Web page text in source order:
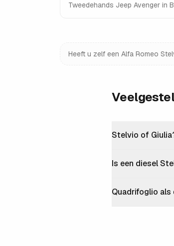
Tweedehands Jeep Avenger in
Heeft u zelf een Alfa Romeo
Stelvio of
Is een diesel
Quadrifoglio als